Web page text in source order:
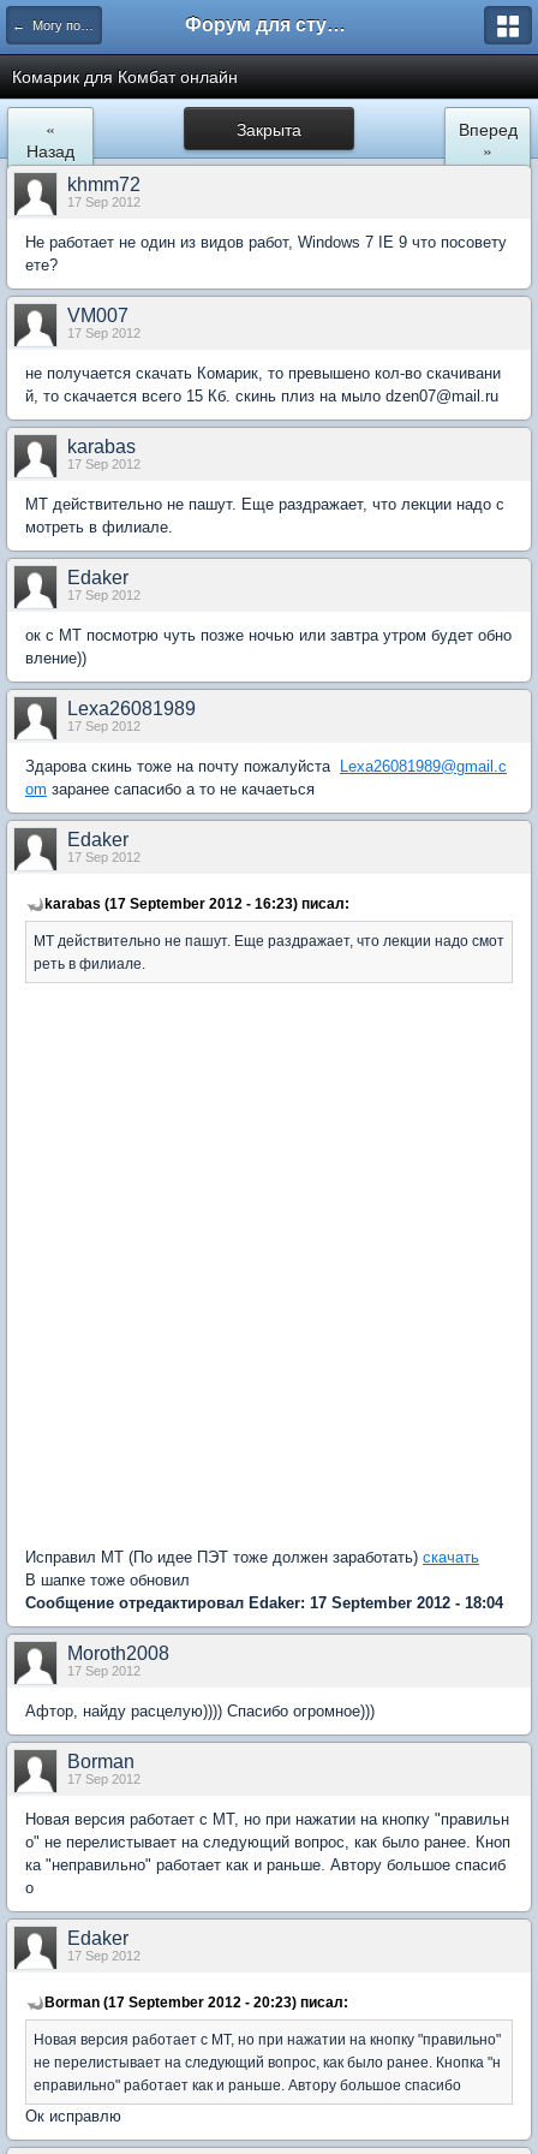
← Могу помочь Форум для студента СГА
Комарик для Комбат онлайн
Закрыта
«
Назад
Вперед
»
khmm72
17 Sep 2012
Не работает не один из видов работ, Windows 7 IE 9 что посовету
ете?
VM007
17 Sep 2012
не получается скачать Комарик, то превышено кол-во скачивани
й, то скачается всего 15 Кб. скинь плиз на мыло dzen07@mail.ru
karabas
17 Sep 2012
МТ действительно не пашут. Еще раздражает, что лекции надо с
мотреть в филиале.
Edaker
17 Sep 2012
ок с МТ посмотрю чуть позже ночью или завтра утром будет обно
вление))
Lexa26081989
17 Sep 2012
Здарова скинь тоже на почту пожалуйста Lexa26081989@gmail.c
om заранее сапасибо а то не качаеться
Edaker
17 Sep 2012
karabas (17 September 2012 - 16:23) писал:
МТ действительно не пашут. Еще раздражает, что лекции надо смот
реть в филиале.
Исправил МТ (По идее ПЭТ тоже должен заработать) скачать
В шапке тоже обновил
Сообщение отредактировал Edaker: 17 September 2012 - 18:04
Moroth2008
17 Sep 2012
Афтор, найду расцелую)))) Спасибо огромное)))
Borman
17 Sep 2012
Новая версия работает с МТ, но при нажатии на кнопку "правильн
о" не перелистывает на следующий вопрос, как было ранее. Кноп
ка "неправильно" работает как и раньше. Автору большое спасиб
о
Edaker
17 Sep 2012
Borman (17 September 2012 - 20:23) писал:
Новая версия работает с МТ, но при нажатии на кнопку "правильно"
не перелистывает на следующий вопрос, как было ранее. Кнопка "н
еправильно" работает как и раньше. Автору большое спасибо
Ок исправлю